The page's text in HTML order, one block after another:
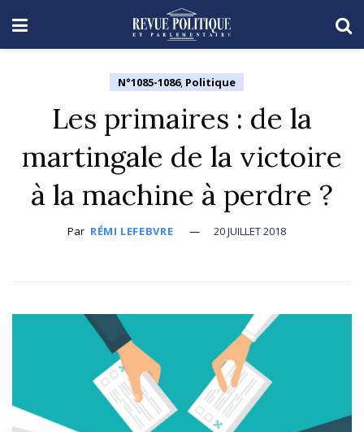
N°1085-1086, Politique
Les primaires : de la
martingale de la victoire
à la machine à perdre ?
Par RÉMI LEFEBVRE 20 JUILLET 2018